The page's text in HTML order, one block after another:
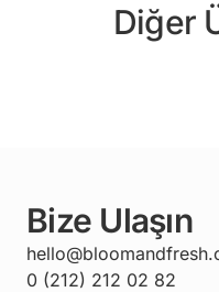
Diğer
Bize Ulaşın
0 (212) 212 02 82